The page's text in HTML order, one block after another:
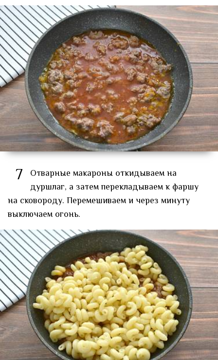
7
Отварные макароны откидываем на
дуршлаг, а затем перекладываем к фаршу
на сковороду. Перемешиваем и через минуту
выключаем огонь.